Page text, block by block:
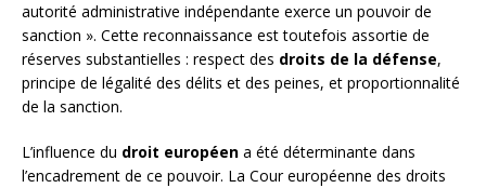
autorité administrative indépendante exerce un pouvoir de
sanction ». Cette reconnaissance est toutefois assortie de
réserves substantielles : respect des droits de la défense,
principe de légalité des délits et des peines, et proportionnalité
de la sanction.
L’influence du droit européen a été déterminante dans
l’encadrement de ce pouvoir. La Cour européenne des droits